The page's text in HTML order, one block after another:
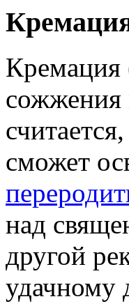
Кремация
сможет
над
другой
удачному